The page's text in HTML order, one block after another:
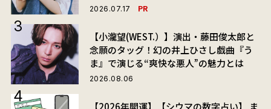
2026.07.17 PR
【小瀧望(WEST.）】演出・藤田俊太郎と
念願のタッグ！幻の井上ひさし戯曲『う
ま』で演じる“爽快な悪人”の魅力とは
2026.08.06
【2026年開運】【シウマの数字占い】 ま